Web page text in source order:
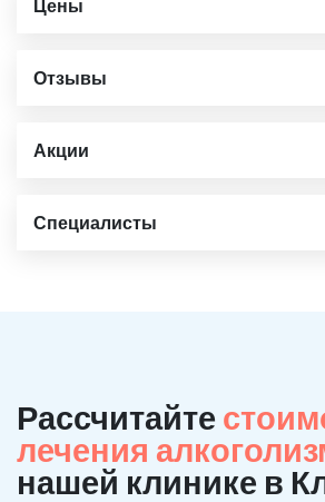
Цены
Отзывы
Акции
Специалисты
Рассчитайте
лечения
нашей клинике в